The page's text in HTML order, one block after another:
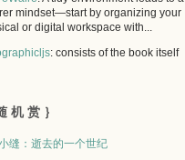
mindset—start by organizing your
or digital workspace with...
: consists of the book itself
机 赏 ｝
缝：逝去的一个世纪